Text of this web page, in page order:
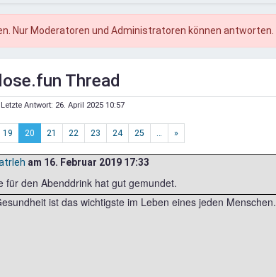
Nur Moderatoren und Administratoren können antworten.
Thread
Letzte Antwort: 26. April 2025 10:57
19 20 21 22 23 24 25 … »
am 16. Februar 2019 17:33
für den Abenddrink hat gut gemundet.
ist das wichtigste im Leben eines jeden Menschen.